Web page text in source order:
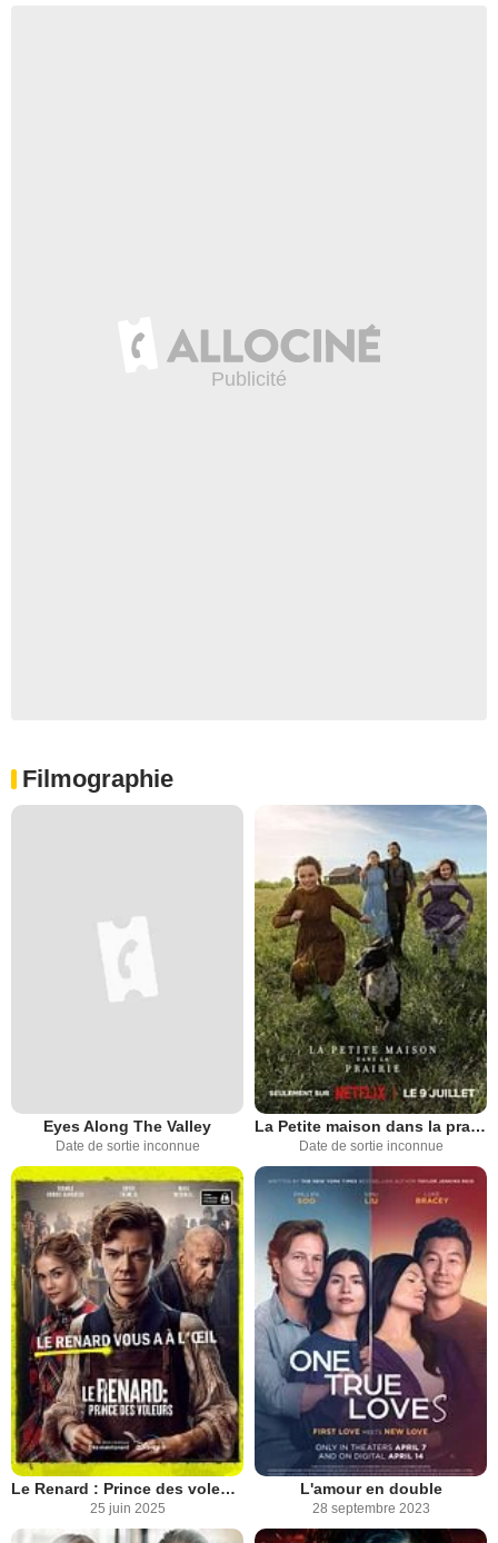
Filmographie
Eyes Along The Valley
Date de sortie inconnue
La Petite maison dans la prairie
Date de sortie inconnue
Le Renard : Prince des voleurs
25 juin 2025
L'amour en double
28 septembre 2023